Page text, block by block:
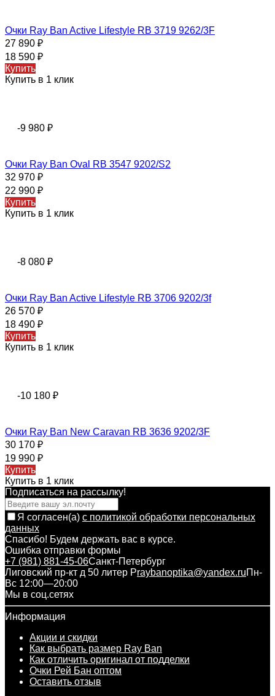
Очки Ray Ban Active Lifestyle RB 3719 9262/3F
27 890 ₽
18 590 ₽
Купить
Купить в 1 клик
-9 980 ₽
Очки Ray Ban Oval RB 3547 9202/S2
32 970 ₽
22 990 ₽
Купить
Купить в 1 клик
-8 080 ₽
Очки Ray Ban Active Lifestyle RB 3706 9202/3f
26 570 ₽
18 490 ₽
Купить
Купить в 1 клик
-10 180 ₽
Очки Ray Ban New Caravan RB 3636 9202/3F
30 170 ₽
19 990 ₽
Купить
Купить в 1 клик
Подписаться на рассылкy!
Я согласен(a) с политикой обработки персональных
данных
Спасибо! Будем держать вас в курсе.
Ошибка отправки формы
+7 (981) 881-45-06Санкт-Петербург
Лиговский пр-кт д 50 литер Рraybanoptika@yandex.ruПн-
Вс 12:00—20:00
Мы в соц.сетях
Информация
Акции и скидки
Как выбрать размер Ray Ban
Как отличить оригинал от подделки
Очки Рей Бан оптом
Оставить отзыв